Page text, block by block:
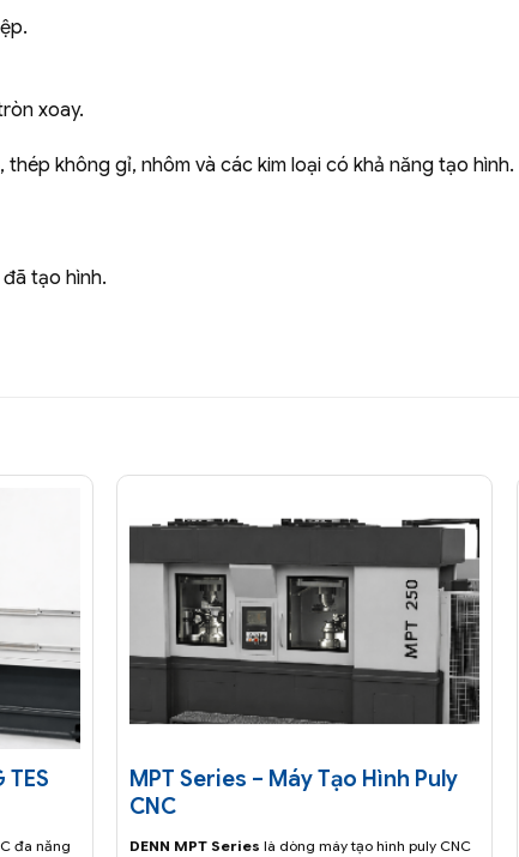
xoay.
thép không gỉ, nhôm và các kim loại có khả năng tạo hình.
tạo hình.
TES
đa năng
MPT Series – Máy Tạo Hình Puly
CNC
DENN MPT Series là dòng máy tạo hình puly CNC